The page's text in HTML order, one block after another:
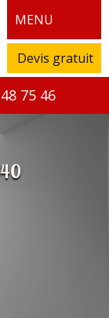
MENU
Devis gratuit
75 46